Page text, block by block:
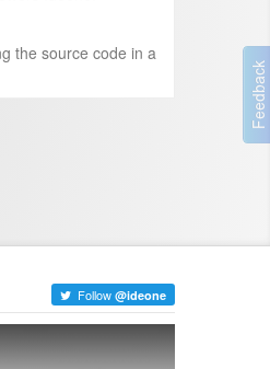
the source code in a
Follow @ideone